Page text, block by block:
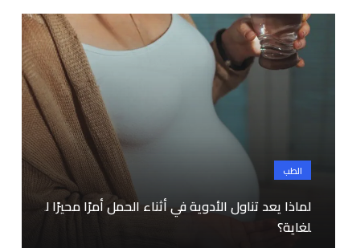
الطب
لماذا يعد تناول الأدوية في أثناء الحمل أمرًا محيرًا ل
لغاية؟